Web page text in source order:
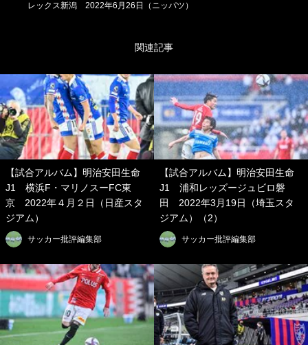
レックス新潟 2022年6月26日（ニッパツ）
関連記事
【試合アルバム】明治安田生命
J1 横浜F・マリノスーFC東
京 2022年４月２日（日産スタ
ジアム）
サッカー批評編集部
【試合アルバム】明治安田生命
J1 浦和レッズージュビロ磐
田 2022年3月19日（埼玉スタ
ジアム）（2）
サッカー批評編集部